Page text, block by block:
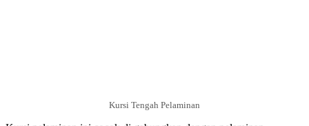
Kursi Tengah Pelaminan